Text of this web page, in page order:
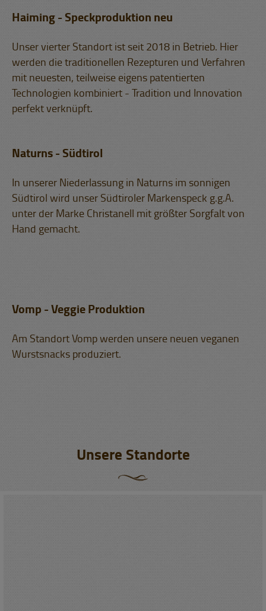
Haiming - Speckproduktion neu
Unser vierter Standort ist seit 2018 in Betrieb. Hier
werden die traditionellen Rezepturen und Verfahren
mit neuesten, teilweise eigens patentierten
Technologien kombiniert - Tradition und Innovation
perfekt verknüpft.
Naturns - Südtirol
In unserer Niederlassung in Naturns im sonnigen
Südtirol wird unser Südtiroler Markenspeck g.g.A.
unter der Marke Christanell mit größter Sorgfalt von
Hand gemacht.
Vomp - Veggie Produktion
Am Standort Vomp werden unsere neuen veganen
Wurstsnacks produziert.
Unsere Standorte